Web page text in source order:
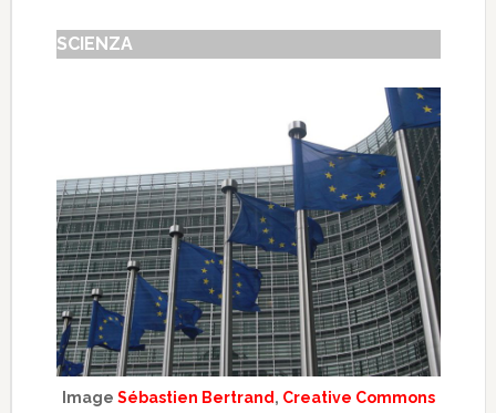
SCIENZA
Image Sébastien Bertrand, Creative Commons